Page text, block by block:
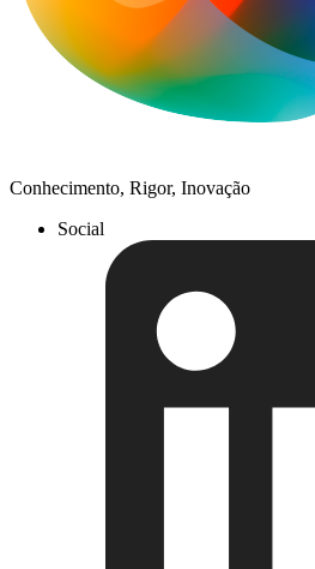
Conhecimento, Rigor, Inovação
Social